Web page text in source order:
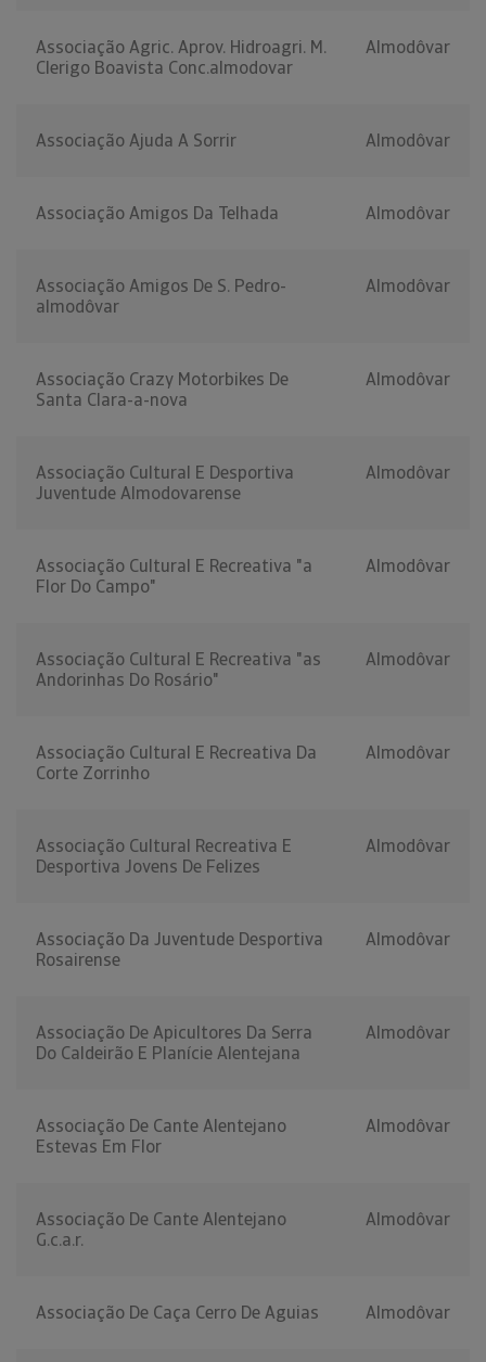
Associação Agric. Aprov. Hidroagri. M.
Clerigo Boavista Conc.almodovar
Almodôvar
Associação Ajuda A Sorrir Almodôvar
Associação Amigos Da Telhada Almodôvar
Associação Amigos De S. Pedro-
almodôvar
Almodôvar
Associação Crazy Motorbikes De
Santa Clara-a-nova
Almodôvar
Associação Cultural E Desportiva
Juventude Almodovarense
Almodôvar
Associação Cultural E Recreativa "a
Flor Do Campo"
Almodôvar
Associação Cultural E Recreativa "as
Andorinhas Do Rosário"
Almodôvar
Associação Cultural E Recreativa Da
Corte Zorrinho
Almodôvar
Associação Cultural Recreativa E
Desportiva Jovens De Felizes
Almodôvar
Associação Da Juventude Desportiva
Rosairense
Almodôvar
Associação De Apicultores Da Serra
Do Caldeirão E Planície Alentejana
Almodôvar
Associação De Cante Alentejano
Estevas Em Flor
Almodôvar
Associação De Cante Alentejano
G.c.a.r.
Almodôvar
Associação De Caça Cerro De Aguias Almodôvar